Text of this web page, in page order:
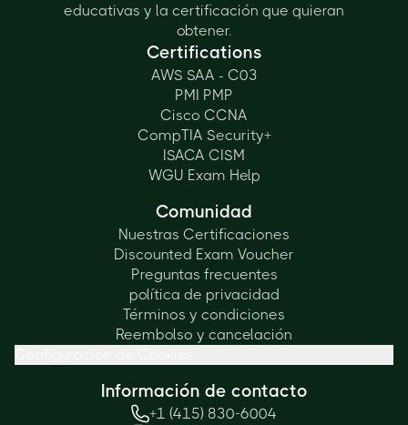
educativas y la certificación que quieran
obtener.
Certifications
AWS SAA - C03
PMI PMP
Cisco CCNA
CompTIA Security+
ISACA CISM
WGU Exam Help
Comunidad
Nuestras Certificaciones
Discounted Exam Voucher
Preguntas frecuentes
política de privacidad
Términos y condiciones
Reembolso y cancelación
Información de contacto
+1 (415) 830-6004